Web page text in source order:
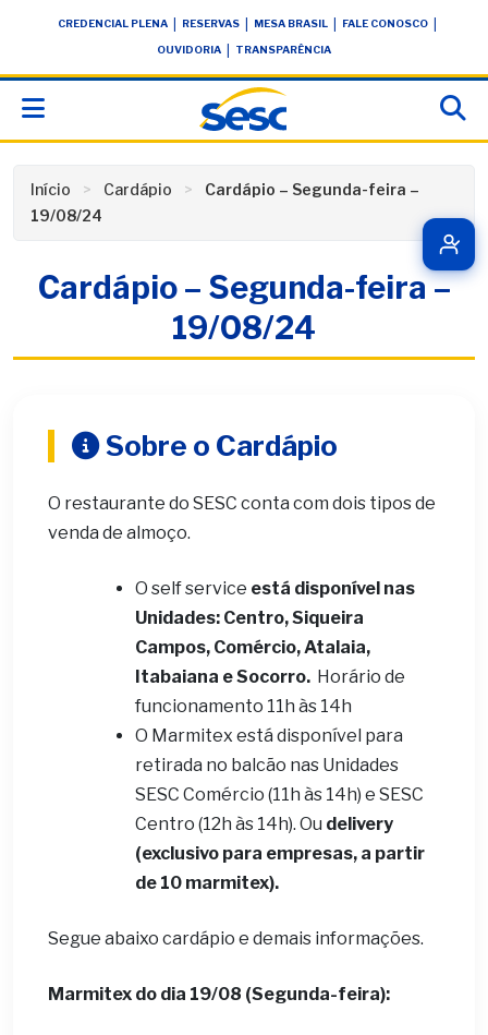
conteúdoCREDENCIAL PLENA RESERVAS MESA BRASIL FALE CONOSCO
OUVIDORIA TRANSPARÊNCIA
Início Cardápio
Cardápio – Segunda-feira –
19/08/24
Cardápio – Segunda-feira –
19/08/24
Sobre o Cardápio
O restaurante do SESC conta com dois tipos de
venda de almoço.
O self service está disponível nas
Unidades: Centro, Siqueira
Campos, Comércio, Atalaia,
Itabaiana e Socorro. Horário de
funcionamento 11h às 14h
O Marmitex está disponível para
retirada no balcão nas Unidades
SESC Comércio (11h às 14h) e SESC
Centro (12h às 14h). Ou delivery
(exclusivo para empresas, a partir
de 10 marmitex).
Segue abaixo cardápio e demais informações.
Marmitex do dia 19/08 (Segunda-feira):